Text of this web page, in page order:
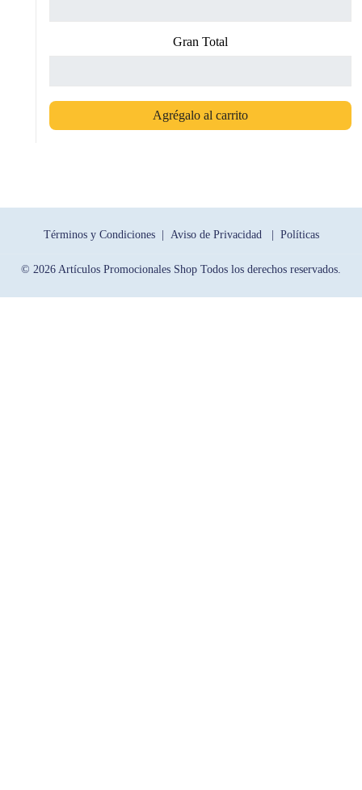
Gran Total
Agrégalo al carrito
Términos y Condiciones | Aviso de Privacidad | Políticas
© 2026 Artículos Promocionales Shop Todos los derechos reservados.